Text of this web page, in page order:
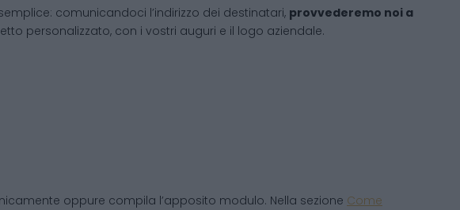
comunicandoci l’indirizzo dei destinatari, provvederemo noi a
personalizzato, con i vostri auguri e il logo aziendale.
oppure compila l’apposito modulo. Nella sezione Come